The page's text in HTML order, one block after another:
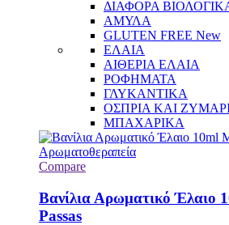
ΔΙΑΦΟΡΑ
ΑΜΥΛΑ
GLUTEN FREE New
ΕΛΑΙΑ
ΑΙΘΕΡΙΑ ΕΛΑΙΑ
ΡΟΦΗΜΑΤΑ
ΓΛΥΚΑΝΤΙΚΑ
ΟΣΠΡΙΑ ΚΑΙ
ΜΠΑΧΑΡΙΚΑ
Compare
Βανίλια Αρωματικό Έλαιο
Passas